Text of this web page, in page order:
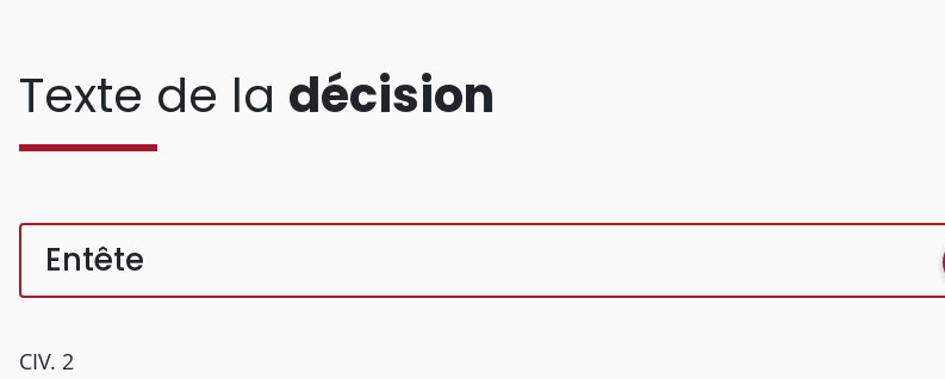
Texte de la décision
Entête
CIV. 2